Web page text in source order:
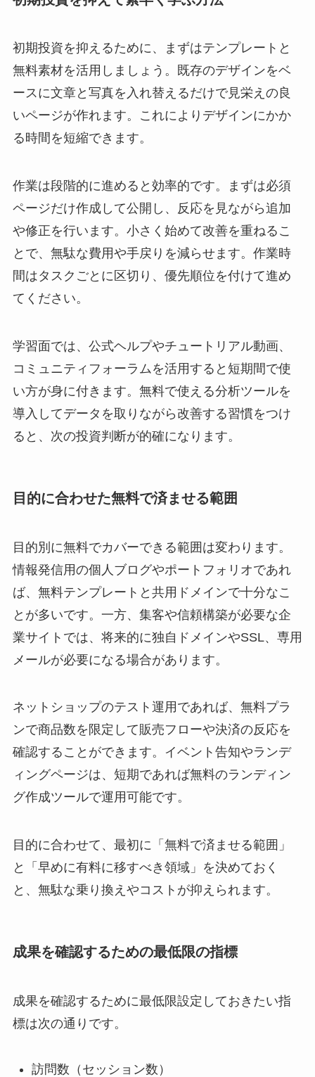
初期投資を抑えるために、まずはテンプレートと
無料素材を活用しましょう。既存のデザインをベ
ースに文章と写真を入れ替えるだけで見栄えの良
いページが作れます。これによりデザインにかか
る時間を短縮できます。
作業は段階的に進めると効率的です。まずは必須
ページだけ作成して公開し、反応を見ながら追加
や修正を行います。小さく始めて改善を重ねるこ
とで、無駄な費用や手戻りを減らせます。作業時
間はタスクごとに区切り、優先順位を付けて進め
てください。
学習面では、公式ヘルプやチュートリアル動画、
コミュニティフォーラムを活用すると短期間で使
い方が身に付きます。無料で使える分析ツールを
導入してデータを取りながら改善する習慣をつけ
ると、次の投資判断が的確になります。
目的に合わせた無料で済ませる範囲
目的別に無料でカバーできる範囲は変わります。
情報発信用の個人ブログやポートフォリオであれ
ば、無料テンプレートと共用ドメインで十分なこ
とが多いです。一方、集客や信頼構築が必要な企
業サイトでは、将来的に独自ドメインやSSL、専用
メールが必要になる場合があります。
ネットショップのテスト運用であれば、無料プラ
ンで商品数を限定して販売フローや決済の反応を
確認することができます。イベント告知やランデ
ィングページは、短期であれば無料のランディン
グ作成ツールで運用可能です。
目的に合わせて、最初に「無料で済ませる範囲」
と「早めに有料に移すべき領域」を決めておく
と、無駄な乗り換えやコストが抑えられます。
成果を確認するための最低限の指標
成果を確認するために最低限設定しておきたい指
標は次の通りです。
訪問数（セッション数）